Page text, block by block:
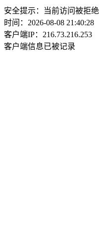
安全提示：当前访问被拒绝
时间：2026-08-08 21:40:28
客户端IP：216.73.216.253
客户端信息已被记录